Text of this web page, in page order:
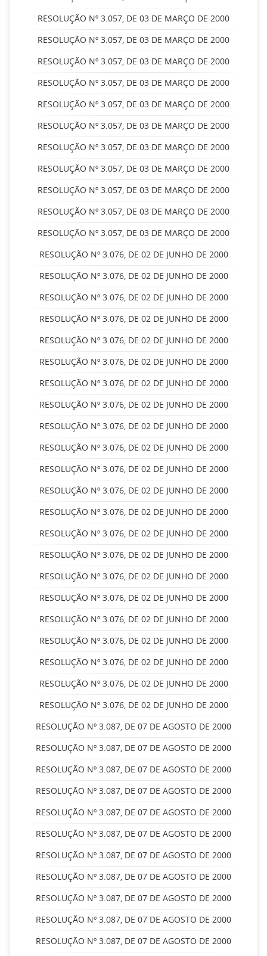
RESOLUÇÃO Nº 3.057, DE 03 DE MARÇO DE 2000
RESOLUÇÃO Nº 3.057, DE 03 DE MARÇO DE 2000
RESOLUÇÃO Nº 3.057, DE 03 DE MARÇO DE 2000
RESOLUÇÃO Nº 3.057, DE 03 DE MARÇO DE 2000
RESOLUÇÃO Nº 3.057, DE 03 DE MARÇO DE 2000
RESOLUÇÃO Nº 3.057, DE 03 DE MARÇO DE 2000
RESOLUÇÃO Nº 3.057, DE 03 DE MARÇO DE 2000
RESOLUÇÃO Nº 3.057, DE 03 DE MARÇO DE 2000
RESOLUÇÃO Nº 3.057, DE 03 DE MARÇO DE 2000
RESOLUÇÃO Nº 3.057, DE 03 DE MARÇO DE 2000
RESOLUÇÃO Nº 3.057, DE 03 DE MARÇO DE 2000
RESOLUÇÃO Nº 3.076, DE 02 DE JUNHO DE 2000
RESOLUÇÃO Nº 3.076, DE 02 DE JUNHO DE 2000
RESOLUÇÃO Nº 3.076, DE 02 DE JUNHO DE 2000
RESOLUÇÃO Nº 3.076, DE 02 DE JUNHO DE 2000
RESOLUÇÃO Nº 3.076, DE 02 DE JUNHO DE 2000
RESOLUÇÃO Nº 3.076, DE 02 DE JUNHO DE 2000
RESOLUÇÃO Nº 3.076, DE 02 DE JUNHO DE 2000
RESOLUÇÃO Nº 3.076, DE 02 DE JUNHO DE 2000
RESOLUÇÃO Nº 3.076, DE 02 DE JUNHO DE 2000
RESOLUÇÃO Nº 3.076, DE 02 DE JUNHO DE 2000
RESOLUÇÃO Nº 3.076, DE 02 DE JUNHO DE 2000
RESOLUÇÃO Nº 3.076, DE 02 DE JUNHO DE 2000
RESOLUÇÃO Nº 3.076, DE 02 DE JUNHO DE 2000
RESOLUÇÃO Nº 3.076, DE 02 DE JUNHO DE 2000
RESOLUÇÃO Nº 3.076, DE 02 DE JUNHO DE 2000
RESOLUÇÃO Nº 3.076, DE 02 DE JUNHO DE 2000
RESOLUÇÃO Nº 3.076, DE 02 DE JUNHO DE 2000
RESOLUÇÃO Nº 3.076, DE 02 DE JUNHO DE 2000
RESOLUÇÃO Nº 3.076, DE 02 DE JUNHO DE 2000
RESOLUÇÃO Nº 3.076, DE 02 DE JUNHO DE 2000
RESOLUÇÃO Nº 3.076, DE 02 DE JUNHO DE 2000
RESOLUÇÃO Nº 3.076, DE 02 DE JUNHO DE 2000
RESOLUÇÃO Nº 3.087, DE 07 DE AGOSTO DE 2000
RESOLUÇÃO Nº 3.087, DE 07 DE AGOSTO DE 2000
RESOLUÇÃO Nº 3.087, DE 07 DE AGOSTO DE 2000
RESOLUÇÃO Nº 3.087, DE 07 DE AGOSTO DE 2000
RESOLUÇÃO Nº 3.087, DE 07 DE AGOSTO DE 2000
RESOLUÇÃO Nº 3.087, DE 07 DE AGOSTO DE 2000
RESOLUÇÃO Nº 3.087, DE 07 DE AGOSTO DE 2000
RESOLUÇÃO Nº 3.087, DE 07 DE AGOSTO DE 2000
RESOLUÇÃO Nº 3.087, DE 07 DE AGOSTO DE 2000
RESOLUÇÃO Nº 3.087, DE 07 DE AGOSTO DE 2000
RESOLUÇÃO Nº 3.087, DE 07 DE AGOSTO DE 2000